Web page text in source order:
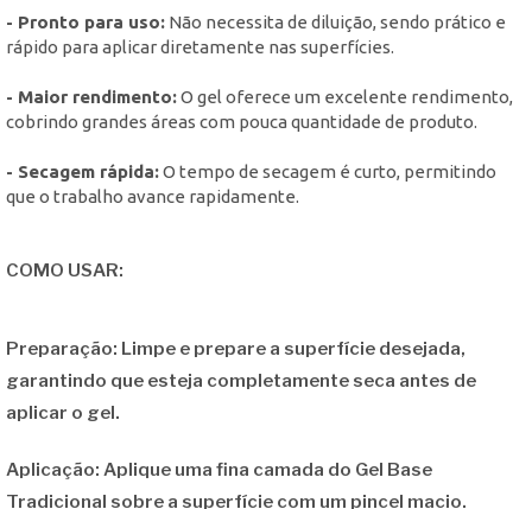
- Pronto para uso: Não necessita de diluição, sendo prático e
rápido para aplicar diretamente nas superfícies.
- Maior rendimento:O gel oferece um excelente rendimento,
cobrindo grandes áreas com pouca quantidade de produto.
- Secagem rápida:O tempo de secagem é curto, permitindo
que o trabalho avance rapidamente.
COMO USAR:
Preparação: Limpe e prepare a superfície desejada,
garantindo que esteja completamente seca antes de
aplicar o gel.
Aplicação: Aplique uma fina camada do Gel Base
Tradicional sobre a superfície com um pincel macio.